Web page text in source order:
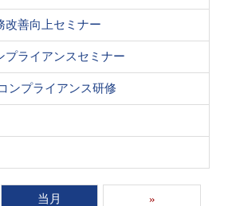
善向上セミナー
ライアンスセミナー
プライアンス研修
当月 »